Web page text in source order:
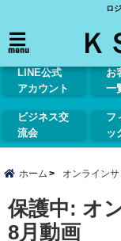
ロ
menu Ｋ
LINE公式
アカウント
お
一
ビジネス交
流会
フ
ッ
ホーム オンラインサ
保護中: オ
8月動画